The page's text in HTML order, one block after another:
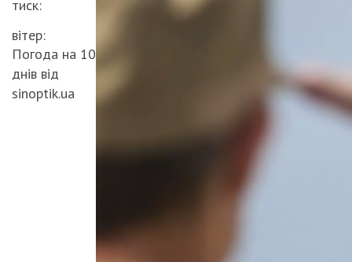
тиск:
вітер:
Погода на 10
днів від
sinoptik.ua